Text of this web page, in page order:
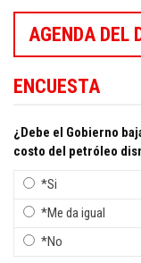
AGENDA DEL
ENCUESTA
¿Debe el Gobierno
costo del petróleo
*Si
*Me da igual
*No